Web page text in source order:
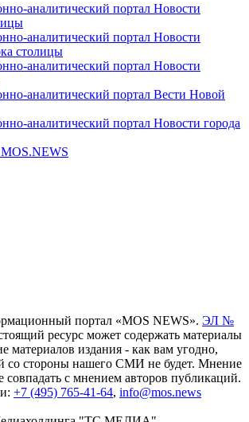
аналитический портал Новости
аналитический портал Новости
столицы
аналитический портал Новости
аналитический портал Вести Новой
аналитический портал Новости города
портал «MOS NEWS». ЭЛ №
ресурс может содержать материалы
материалов издания - как вам угодно,
со стороны нашего СМИ не будет. Мнение
совпадать с мнением авторов публикаций.
+7 (495) 765-41-64, info@mos.news